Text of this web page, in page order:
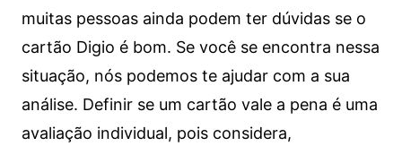
muitas pessoas ainda podem ter dúvidas se o
cartão Digio é bom. Se você se encontra nessa
situação, nós podemos te ajudar com a sua
análise. Definir se um cartão vale a pena é uma
avaliação individual, pois considera,